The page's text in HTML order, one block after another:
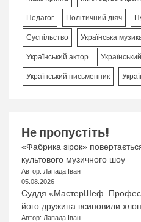
Педагог Політичний діяч
Суспільство Українська
Український актор
Український письменник
Не пропустіть!
«Фабрика зірок»
культового музичного шоу
Автор: Лапада Іван
05.08.2026
Суддя «МастерШеф.
його дружина всиновили
Автор: Лапада Іван